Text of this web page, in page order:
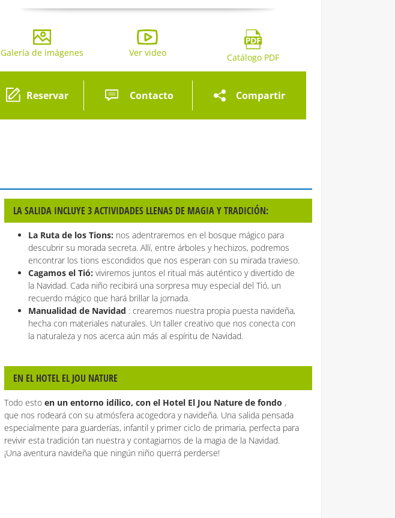
Galería de imágenes Galería de imágenes Galería de imágenes
Ver video Catálogo PDF
Reservar Contacto Compartir
LA SALIDA INCLUYE 3 ACTIVIDADES LLENAS DE MAGIA Y TRADICIÓN:
La Ruta de los Tions: nos adentraremos en el bosque mágico para
descubrir su morada secreta. Allí, entre árboles y hechizos, podremos
encontrar los tions escondidos que nos esperan con su mirada travieso.
Cagamos el Tió: viviremos juntos el ritual más auténtico y divertido de
la Navidad. Cada niño recibirá una sorpresa muy especial del Tió, un
recuerdo mágico que hará brillar la jornada.
Manualidad de Navidad : crearemos nuestra propia puesta navideña,
hecha con materiales naturales. Un taller creativo que nos conecta con
la naturaleza y nos acerca aún más al espíritu de Navidad.
EN EL HOTEL EL JOU NATURE
Todo estoen un entorno idílico, con el Hotel El Jou Nature de fondo ,
que nos rodeará con su atmósfera acogedora y navideña. Una salida pensada
especialmente para guarderías, infantil y primer ciclo de primaria, perfecta para
revivir esta tradición tan nuestra y contagiarnos de la magia de la Navidad.
¡Una aventura navideña que ningún niño querrá perderse!